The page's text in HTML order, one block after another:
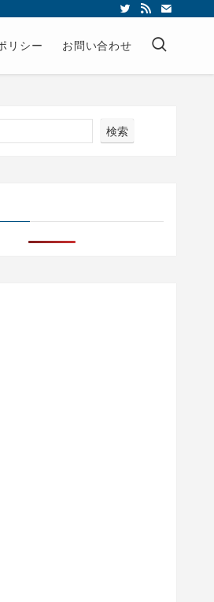
リシー お問い合わせ
検索